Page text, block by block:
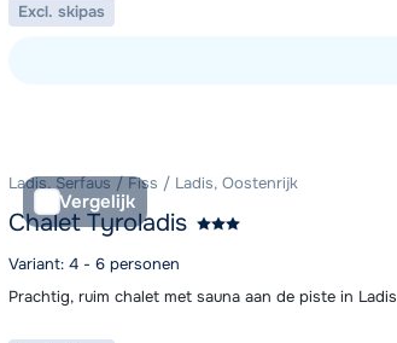
Excl. skipas
Vergelijk
Ladis, Serfaus / Fiss / Ladis, Oostenrijk
Chalet Tyroladis
Variant: 4 - 6 personen
Prachtig, ruim chalet met sauna aan de piste in Ladis